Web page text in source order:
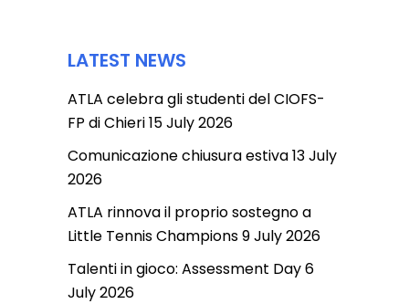
LATEST NEWS
ATLA celebra gli studenti del CIOFS-
FP di Chieri15 July 2026
Comunicazione chiusura estiva13 July
2026
ATLA rinnova il proprio sostegno a
Little Tennis Champions9 July 2026
Talenti in gioco: Assessment Day6
July 2026